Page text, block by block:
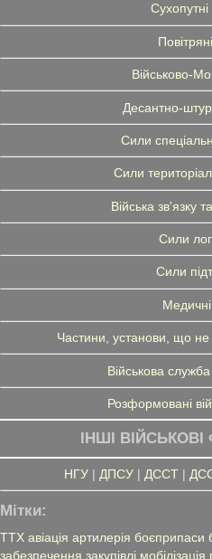
Сухопутні
Військово-
Десантно-
Сили
Сили
Війська зв'язку
Сили
Сили
Частини, установи, що
Військова
Розформовані
ІНШІ
НГУ| ДПСУ| ДССТ|
Мітки:
ТТХ авіація артилерія боєприпаси
забезпечення закупівлі мобілізація